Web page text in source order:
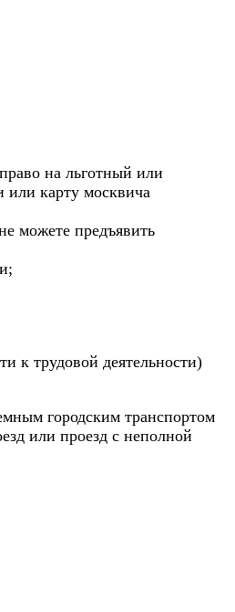
на льготный или
или карту москвича
можете предъявить
к трудовой деятельности)
городским транспортом
или проезд с неполной